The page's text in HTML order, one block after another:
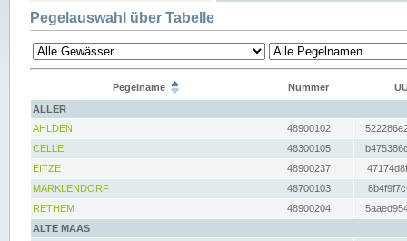
Pegelauswahl über Tabelle
Pegelname Nummer
ALLER
AHLDEN
48900102
CELLE
48300105
EITZE
48900237
MARKLENDORF
48700103
RETHEM
48900204
ALTE MAAS